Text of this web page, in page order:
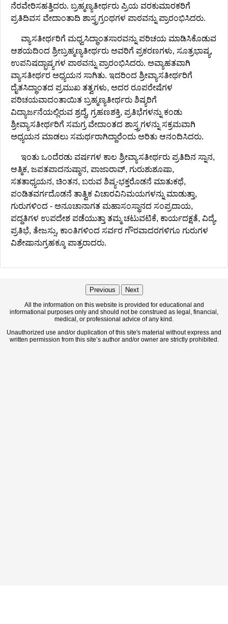
ನೆರವೇರಿಸಹತ್ತಿದರು. ಬ್ರಹ್ಮಣ್ಯತೀರ್ಥರು ಪ್ರಿಯ ವರಕುಮಾರಕರಿಗೆ
ಪ್ರತಿದಿವಸ ವೇದಾಂತಾದಿ ಶಾಸ್ತ್ರಗ್ರಂಥಗಳ ಪಾಠವನ್ನು ಪ್ರಾರಂಭಿಸಿದರು.
ವ್ಯಾಸತೀರ್ಥರಿಗೆ ಮಧ್ವಸಿದ್ಧಾಂತಸಾರವನ್ನು ಪರಿಚಯ ಮಾಡಿಸಿಕೊಡುವ
ಆಶಯದಿಂದ ಶ್ರೀಬ್ರಹ್ಮಣ್ಯತೀರ್ಥರು ಅವರಿಗೆ ಪ್ರಕರಣಗಳು, ಸೂತ್ರಭಾಷ್ಯ,
ಉಪನಿಷದ್ಭಾಷ್ಯಗಳ ಪಾಠವನ್ನು ಪ್ರಾರಂಭಿಸಿದರು. ಅವ್ಯಾಹತವಾಗಿ
ವ್ಯಾಸತೀರ್ಥರ ಅಧ್ಯಯನ ಸಾಗಿತು. ಇದರಿಂದ ಶ್ರೀವ್ಯಾಸತೀರ್ಥರಿಗೆ
ದೈತಸಿದ್ಧಾಂತದ ಪ್ರಮುಖ ತತ್ವಗಳು, ಅದರ ರೂಪರೇಷೆಗಳ
ಪರಿಚಯವಾದಂತಾಯಿತ ಬ್ರಹ್ಮಣ್ಯತೀರ್ಥರು ಶಿಷ್ಯರಿಗೆ
ವಿದ್ಯಾರ್ಜನೆಯಲ್ಲಿರುವ ಶ್ರದ್ಧೆ, ಗ್ರಹಣಶಕ್ತಿ, ಪ್ರತಿಭೆಗಳನ್ನು ಕಂಡು
ಶ್ರೀವ್ಯಾಸತೀರ್ಥರಿಗೆ ಸಮಗ್ರ ವೇದಾಂತದ ಶಾಸ್ತ್ರಗಳನ್ನು ಸಕ್ರಮವಾಗಿ
ಅಧ್ಯಯನ ಮಾಡಲು ಸಮರ್ಥರಾಗಿದ್ದಾರೆಂದು ಅರಿತು ಆನಂದಿಸಿದರು.
ಇಂತು ಒಂದೆರಡು ವರ್ಷಗಳ ಕಾಲ ಶ್ರೀವ್ಯಾಸತೀರ್ಥರು ಪ್ರತಿದಿನ ಸ್ನಾನ,
ಆತ್ಮಿಕ, ಜಪತಪಾದನುಷ್ಠಾನ, ಪಾಜಾರಾವ್, ಗುರುಶುಶೂಷಾ,
ಸತತಾಧ್ಯಯನ, ಚಿಂತನ, ಬರುವ ಶಿಷ್ಯ-ಭಕ್ತರೊಡನೆ ಮಾತುಕಥೆ,
ಪಂಡಿತವರ್ಗದೊಡನೆ ತಾತ್ವಿಕ ವಿಚಾರವಿನಿಮಯಗಳನ್ನು ಮಾಡುತ್ತಾ,
ಗುರುಗಳಿಂದ - ಅನೂಚಾನಾಗತ ಮಹಾಸಂಸ್ಥಾನದ ಸಂಪ್ರದಾಯ,
ಪದ್ದತಿಗಳ ಉಪದೇಶ ಪಡೆಯುತ್ತಾ ತಮ್ಮ ಚಟುವಟಿಕೆ, ಕಾರ್ಯದಕ್ಷತೆ, ವಿದ್ಯೆ,
ಪ್ರತಿಭೆ, ತೇಜಸ್ಸು, ಕಾಂತಿಗಳಿಂದ ಸರ್ವರ ಗೌರವಾದರಗಳಿಗೂ ಗುರುಗಳ
ವಿಶೇಷಾನುಗ್ರಹಕ್ಕೂ ಪಾತ್ರರಾದರು.
Previous Next
All the information on this website is provided for educational and
informational purposes only and should not be construed as legal, financial,
medical, or professional advice of any kind.
Unauthorized use and/or duplication of this site's material without express and
written permission from this site’s author and/or owner are strictly prohibited.